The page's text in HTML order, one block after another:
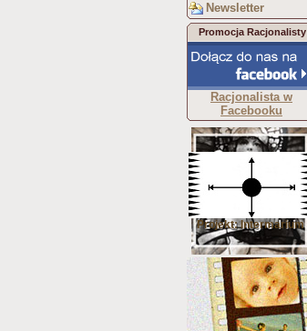
Newsletter
Promocja Racjonalisty
Racjonalista w
Facebooku